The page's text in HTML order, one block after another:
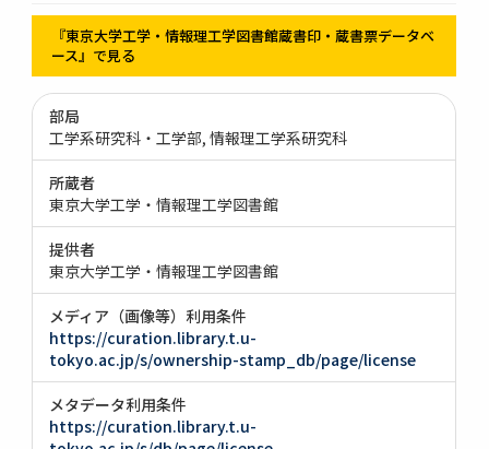
『東京大学工学・情報理工学図書館蔵書印・蔵書票データベ
ース』で見る
部局
工学系研究科・工学部 情報理工学系研究科
所蔵者
東京大学工学・情報理工学図書館
提供者
東京大学工学・情報理工学図書館
メディア（画像等）利用条件
https://curation.library.t.u-
tokyo.ac.jp/s/ownership-stamp_db/page/license
メタデータ利用条件
https://curation.library.t.u-